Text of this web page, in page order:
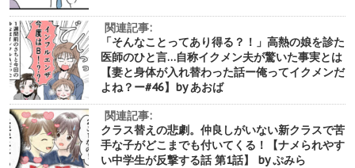
関連記事:
「そんなことってあり得る？！」高熱の娘を診た
医師のひと言…自称イクメン夫が驚いた事実とは
【妻と身体が入れ替わった話ー俺ってイクメンだ
よね？ー#46】by あおば
関連記事:
クラス替えの悲劇。仲良しがいない新クラスで苦
手な子がどこまでも付いてくる！【ナメられやす
い中学生が反撃する話 第1話】 by ぷみら